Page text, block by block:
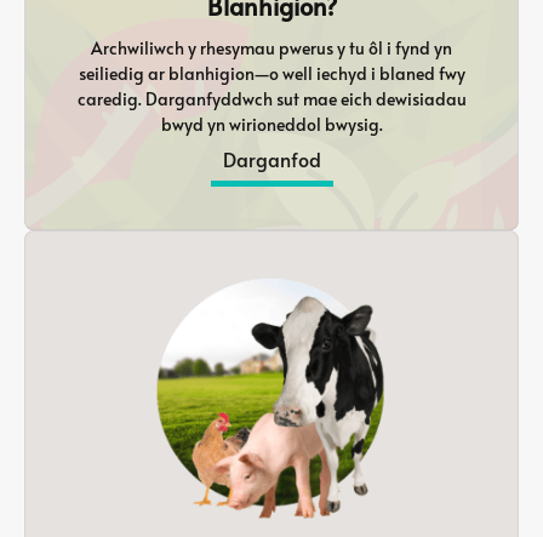
Archwiliwch y rhesymau pwerus y tu ôl i fynd yn
seiliedig ar blanhigion—o well iechyd i blaned fwy
caredig. Darganfyddwch sut mae eich dewisiadau
bwyd yn wirioneddol bwysig.
Darganfod